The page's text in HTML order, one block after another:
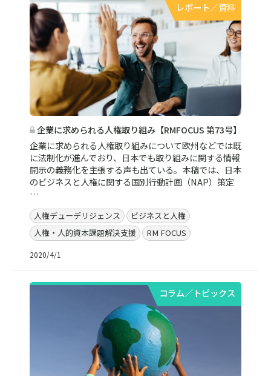
レポート／資料
企業に求められる人権取り組み【RMFOCUS 第73号】
企業に求められる人権取り組みについて欧州などでは既
に法制化が進んでおり、日本でも取り組みに関する情報
開示の義務化を主張する声も出ている。本稿では、日本
のビジネスと人権に関する国別行動計画（NAP）策定
…
人権デューデリジェンス
ビジネスと人権
人権・人的資本課題解決支援
RM FOCUS
2020/4/1
コラム／トピックス